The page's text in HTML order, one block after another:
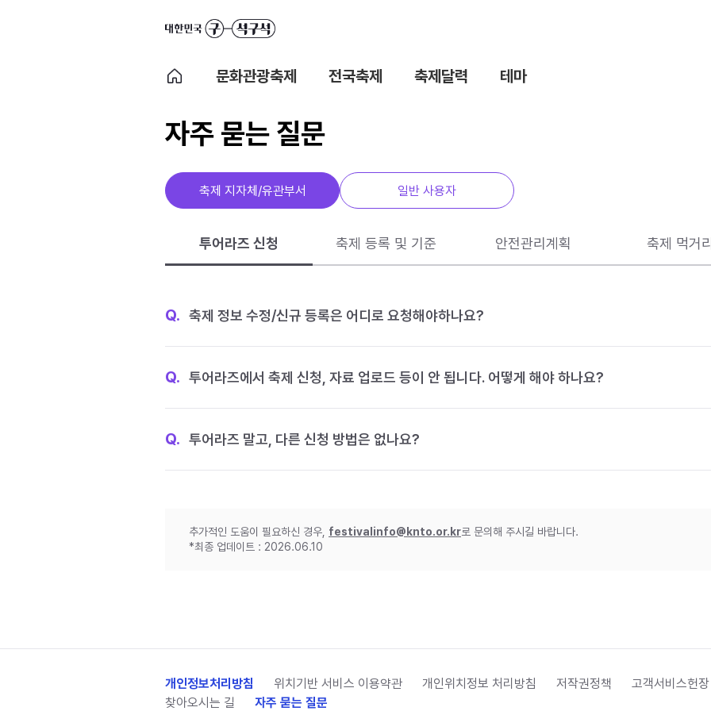
문화관광축제 전국축제 축제달력 테마
자주 묻는 질문
축제 지자체/유관부서 일반 사용자
투어라즈 신청 축제 등록 및 기준 안전관리계획 축제 먹거리
Q. 축제 정보 수정/신규 등록은 어디로 요청해야하나요?
Q. 투어라즈에서 축제 신청, 자료 업로드 등이 안 됩니다. 어떻게 해야 하나요?
Q. 투어라즈 말고, 다른 신청 방법은 없나요?
추가적인 도움이 필요하신 경우, festivalinfo@knto.or.kr로 문의해 주시길 바랍니다.
*최종 업데이트 : 2026.06.10
개인정보처리방침 위치기반 서비스 이용약관 개인위치정보 처리방침 저작권정책 고객서비스헌장
찾아오시는 길
자주 묻는 질문